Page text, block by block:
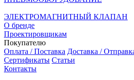
ЭЛЕКТРОМАГНИТНЫЙ КЛАПАН
О бренде
Проектировщикам
Покупателю
Оплата / Поставка Доставка /
Сертификаты Статьи
Контакты